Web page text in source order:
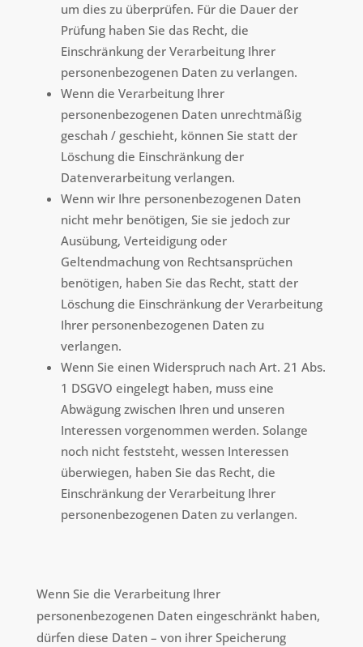
um dies zu überprüfen. Für die Dauer der
Prüfung haben Sie das Recht, die
Einschränkung der Verarbeitung Ihrer
personenbezogenen Daten zu verlangen.
Wenn die Verarbeitung Ihrer
personenbezogenen Daten unrechtmäßig
geschah / geschieht, können Sie statt der
Löschung die Einschränkung der
Datenverarbeitung verlangen.
Wenn wir Ihre personenbezogenen Daten
nicht mehr benötigen, Sie sie jedoch zur
Ausübung, Verteidigung oder
Geltendmachung von Rechtsansprüchen
benötigen, haben Sie das Recht, statt der
Löschung die Einschränkung der Verarbeitung
Ihrer personenbezogenen Daten zu
verlangen.
Wenn Sie einen Widerspruch nach Art. 21 Abs.
1 DSGVO eingelegt haben, muss eine
Abwägung zwischen Ihren und unseren
Interessen vorgenommen werden. Solange
noch nicht feststeht, wessen Interessen
überwiegen, haben Sie das Recht, die
Einschränkung der Verarbeitung Ihrer
personenbezogenen Daten zu verlangen.
Wenn Sie die Verarbeitung Ihrer
personenbezogenen Daten eingeschränkt haben,
dürfen diese Daten – von ihrer Speicherung